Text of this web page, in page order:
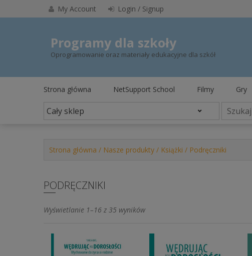
to
My Account Login / Signup
Programy dla szkoły
Oprogramowanie oraz materiały edukacyjne dla szkół
Strona główna NetSupport School Filmy Gry
Strona główna / Nasze produkty / Książki / Podręczniki
PODRĘCZNIKI
Wyświetlanie 1–16 z 35 wynikówPosortowane